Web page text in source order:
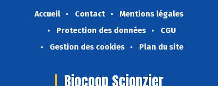
Accueil Contact
Mentions légales
Protection des données
CGU
Gestion des cookies
Plan du site
Biocoop Scionzier